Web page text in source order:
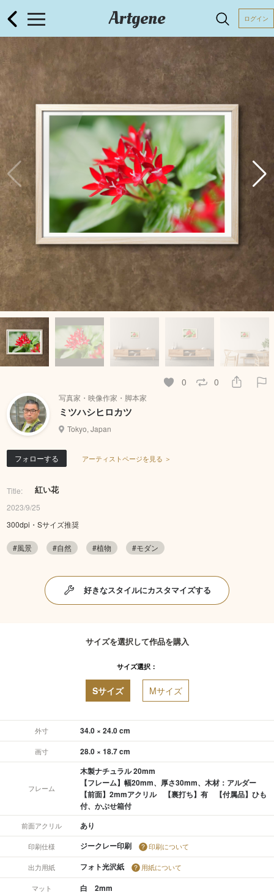
Artgene ログイン
0 0
写真家・映像作家・脚本家
ミツハシヒロカツ
Tokyo, Japan
フォローする アーティストページを見る ＞
Title: 紅い花
2023/9/25
300dpi・Sサイズ推奨
#風景 #自然 #植物 #モダン
好きなスタイルにカスタマイズする
サイズを選択して作品を購入
サイズ選択：
Sサイズ Mサイズ
外寸 34.0 × 24.0 cm
画寸 28.0 × 18.7 cm
フレーム
木製ナチュラル 20mm
【フレーム】幅20mm、厚さ30mm、木材：アルダー
【前面】2mmアクリル 【裏打ち】有 【付属品】ひも
付、かぶせ箱付
前面アクリル あり
印刷仕様 ジークレー印刷 印刷について
出力用紙 フォト光沢紙 用紙について
マット 白 2mm